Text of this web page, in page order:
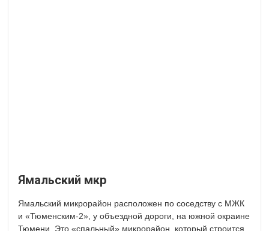
Ямальский мкр
Ямальский микрорайон расположен по соседству с МЖК
и «Тюменским-2», у объездной дороги, на южной окраине
Тюмени. Это «спальный» микрорайон, который строится